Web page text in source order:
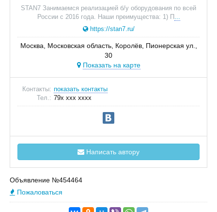
STAN7 Занимаемся реализацией б/у оборудования по всей
России с 2016 года. Наши преимущества: 1) П
https://stan7.ru/
Москва, Московская область, Королёв, Пионерская ул.,
30
Показать на карте
Контакты: показать контакты
Тел.: 79x xxx xxxx
Написать автору
Объявление №454464
Пожаловаться